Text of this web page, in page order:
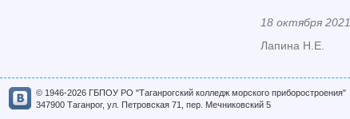
18 октября 2021
Лапина Н.Е.
© 1946-2026 ГБПОУ РО "Таганрогский колледж морского приборостроения"
347900 Таганрог, ул. Петровская 71, пер. Мечниковский 5